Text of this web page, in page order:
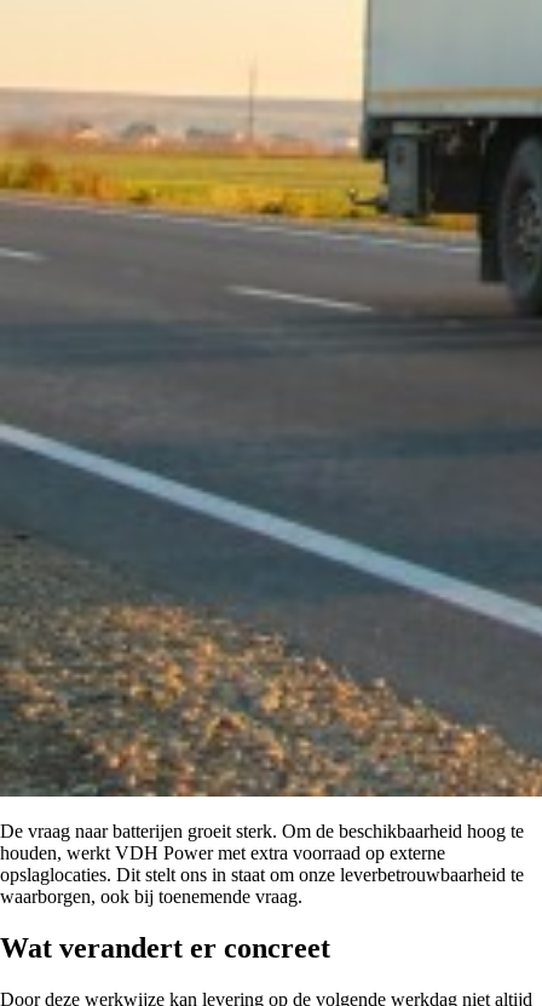
De vraag naar batterijen groeit sterk. Om de beschikbaarheid hoog te
houden, werkt VDH Power met extra voorraad op externe
opslaglocaties. Dit stelt ons in staat om onze leverbetrouwbaarheid te
waarborgen, ook bij toenemende vraag.
Wat verandert er concreet
Door deze werkwijze kan levering op de volgende werkdag niet altijd